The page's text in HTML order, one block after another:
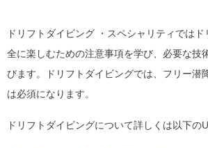
ドリフトダイビング ・スペシャリティでは
全に楽しむための注意事項を学び、必要な技
びます。ドリフトダイビングでは、フリー潜
は必須になります。
ドリフトダイビングについて詳しくは以下の